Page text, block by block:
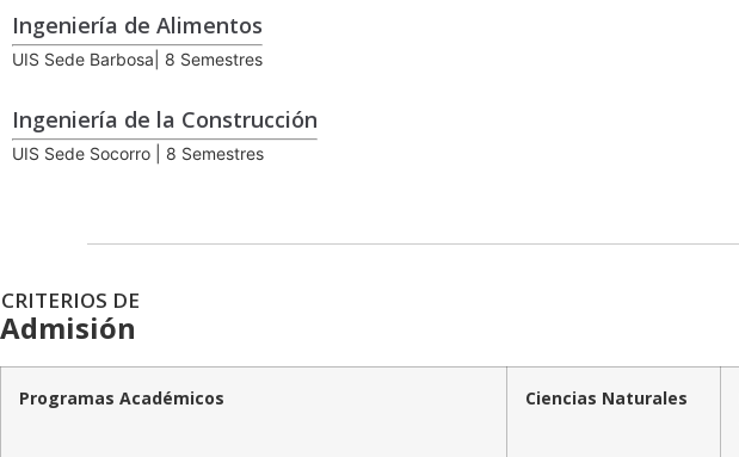
Ingeniería de Alimentos
UIS Sede Barbosa| 8 Semestres
Ingeniería de la Construcción
UIS Sede Socorro | 8 Semestres
CRITERIOS DE
Admisión
Programas Académicos Ciencias Naturales